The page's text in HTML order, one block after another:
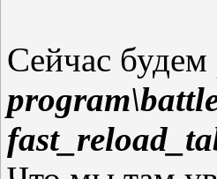
Сейчас будем